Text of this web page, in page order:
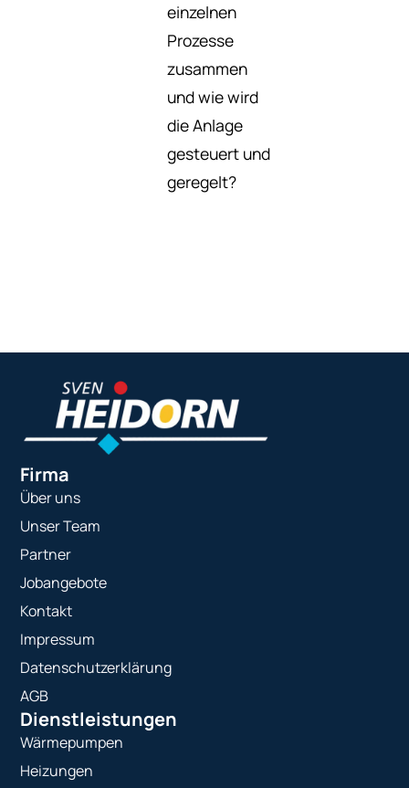
einzelnen
Prozesse
zusammen
und wie wird
die Anlage
gesteuert und
geregelt?
Firma
Über uns
Unser Team
Partner
Jobangebote
Kontakt
Impressum
Datenschutzerklärung
AGB
Dienstleistungen
Wärmepumpen
Heizungen